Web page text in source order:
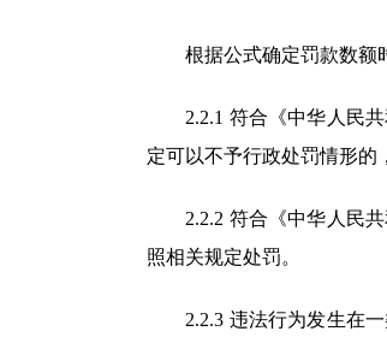
根据公式确定罚款数额时
2.2.1 符合《中华人民共
定可以不予行政处罚情形的
2.2.2 符合《中华人民共
照相关规定处罚。
2.2.3 违法行为发生在一